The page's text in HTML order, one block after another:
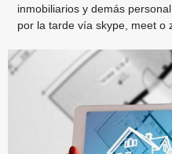
inmobiliarios y demás
por la tarde vía skype, meet o